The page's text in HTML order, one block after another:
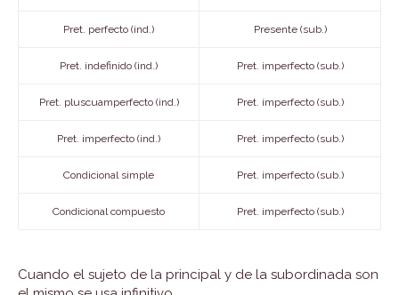
Pret. perfecto (ind.) Presente (sub.)
Pret. indefinido (ind.) Pret. imperfecto (sub.)
Pret. pluscuamperfecto (ind.) Pret. imperfecto (sub.)
Pret. imperfecto (ind.) Pret. imperfecto (sub.)
Condicional simple Pret. imperfecto (sub.)
Condicional compuesto Pret. imperfecto (sub.)
Cuando el sujeto de la principal y de la subordinada son